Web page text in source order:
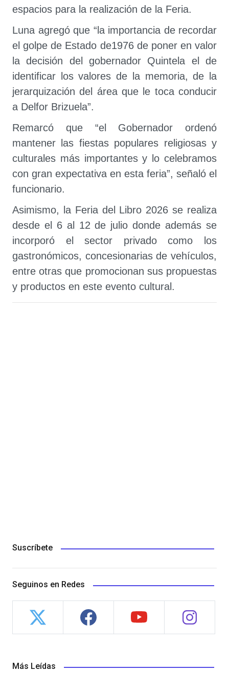
espacios para la realización de la Feria.
Luna agregó que “la importancia de recordar
el golpe de Estado de1976 de poner en valor
la decisión del gobernador Quintela el de
identificar los valores de la memoria, de la
jerarquización del área que le toca conducir
a Delfor Brizuela”.
Remarcó que “el Gobernador ordenó
mantener las fiestas populares religiosas y
culturales más importantes y lo celebramos
con gran expectativa en esta feria”, señaló el
funcionario.
Asimismo, la Feria del Libro 2026 se realiza
desde el 6 al 12 de julio donde además se
incorporó el sector privado como los
gastronómicos, concesionarias de vehículos,
entre otras que promocionan sus propuestas
y productos en este evento cultural.
Suscríbete
Seguinos en Redes
Más Leídas